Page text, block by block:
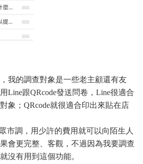
我的調查對象是一些老主顧還有友
Line跟QRcode發送問卷，Line很適合
象；QRcode就很適合印出來貼在店
市調，用少許的費用就可以向陌生人
會更完整、客觀，不過因為我要調查
沒有用到這個功能。